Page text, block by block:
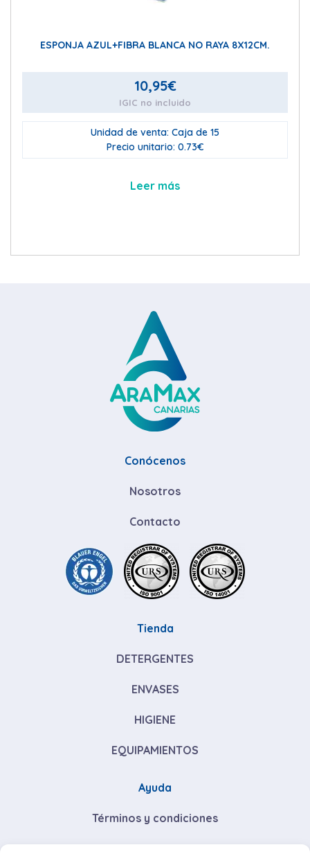
ESPONJA AZUL+FIBRA BLANCA NO RAYA 8X12CM.
10,95€
IGIC no incluido
Unidad de venta: Caja de 15
Precio unitario: 0.73€
Leer más
Conócenos
Nosotros
Contacto
Tienda
DETERGENTES
ENVASES
HIGIENE
EQUIPAMIENTOS
Ayuda
Términos y condiciones
Descuentos por volumen de compra